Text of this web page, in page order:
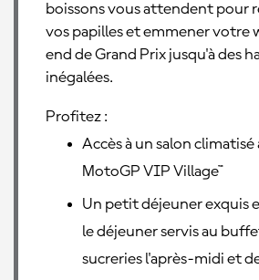
boissons vous attendent pour
vos papilles et emmener votre
end de Grand Prix jusqu'à des
inégalées.
Profitez :
Accès à un salon climatisé
MotoGP VIP Village™
Un petit déjeuner exquis
le déjeuner servis au
sucreries l'après-midi et